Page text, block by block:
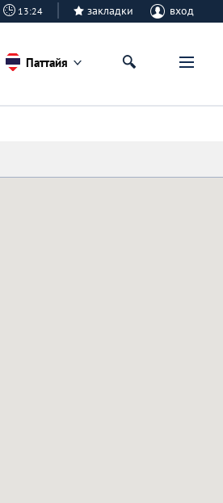
13:24 закладки вход
Паттайя